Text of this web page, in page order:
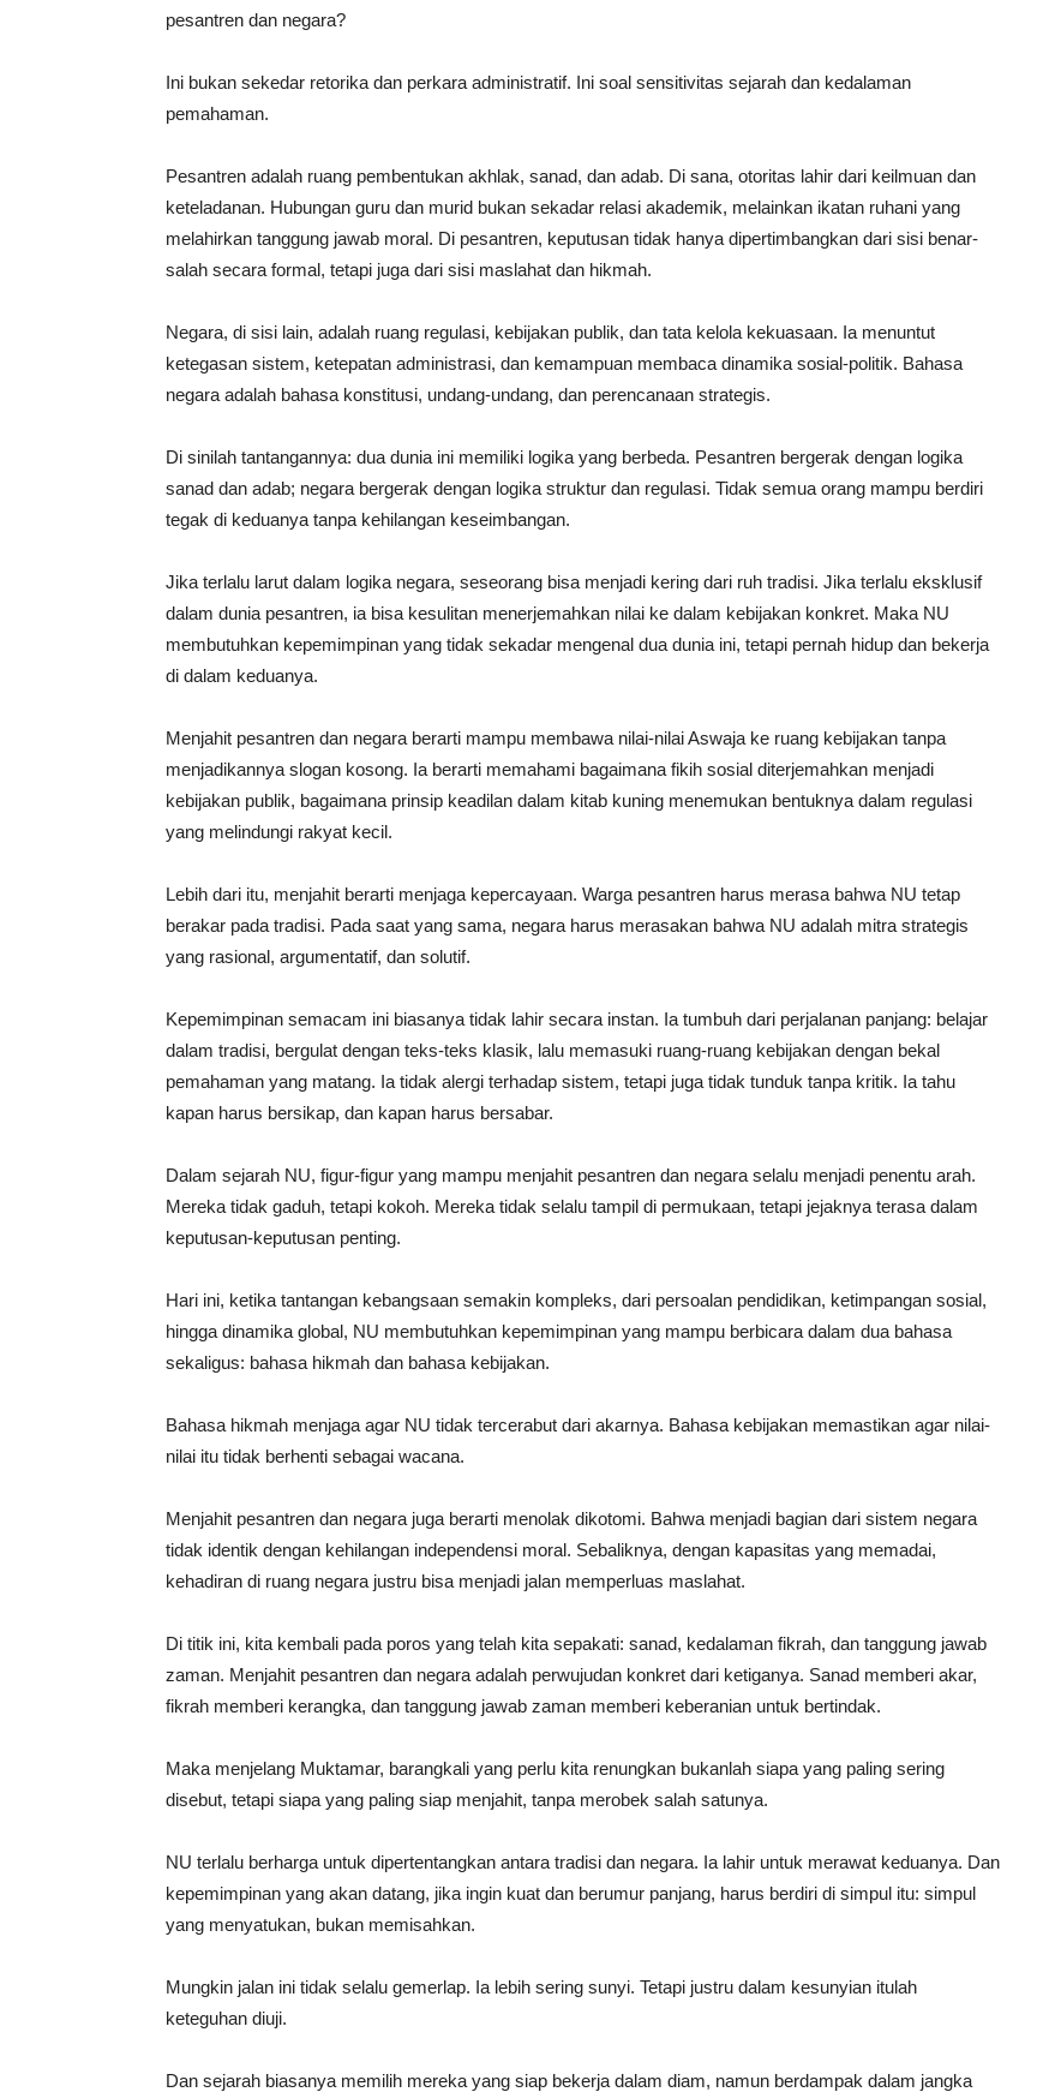
pesantren dan negara?
Ini bukan sekedar retorika dan perkara administratif. Ini soal sensitivitas sejarah dan kedalaman
pemahaman.
Pesantren adalah ruang pembentukan akhlak, sanad, dan adab. Di sana, otoritas lahir dari keilmuan dan
keteladanan. Hubungan guru dan murid bukan sekadar relasi akademik, melainkan ikatan ruhani yang
melahirkan tanggung jawab moral. Di pesantren, keputusan tidak hanya dipertimbangkan dari sisi benar-
salah secara formal, tetapi juga dari sisi maslahat dan hikmah.
Negara, di sisi lain, adalah ruang regulasi, kebijakan publik, dan tata kelola kekuasaan. Ia menuntut
ketegasan sistem, ketepatan administrasi, dan kemampuan membaca dinamika sosial-politik. Bahasa
negara adalah bahasa konstitusi, undang-undang, dan perencanaan strategis.
Di sinilah tantangannya: dua dunia ini memiliki logika yang berbeda. Pesantren bergerak dengan logika
sanad dan adab; negara bergerak dengan logika struktur dan regulasi. Tidak semua orang mampu berdiri
tegak di keduanya tanpa kehilangan keseimbangan.
Jika terlalu larut dalam logika negara, seseorang bisa menjadi kering dari ruh tradisi. Jika terlalu eksklusif
dalam dunia pesantren, ia bisa kesulitan menerjemahkan nilai ke dalam kebijakan konkret. Maka NU
membutuhkan kepemimpinan yang tidak sekadar mengenal dua dunia ini, tetapi pernah hidup dan bekerja
di dalam keduanya.
Menjahit pesantren dan negara berarti mampu membawa nilai-nilai Aswaja ke ruang kebijakan tanpa
menjadikannya slogan kosong. Ia berarti memahami bagaimana fikih sosial diterjemahkan menjadi
kebijakan publik, bagaimana prinsip keadilan dalam kitab kuning menemukan bentuknya dalam regulasi
yang melindungi rakyat kecil.
Lebih dari itu, menjahit berarti menjaga kepercayaan. Warga pesantren harus merasa bahwa NU tetap
berakar pada tradisi. Pada saat yang sama, negara harus merasakan bahwa NU adalah mitra strategis
yang rasional, argumentatif, dan solutif.
Kepemimpinan semacam ini biasanya tidak lahir secara instan. Ia tumbuh dari perjalanan panjang: belajar
dalam tradisi, bergulat dengan teks-teks klasik, lalu memasuki ruang-ruang kebijakan dengan bekal
pemahaman yang matang. Ia tidak alergi terhadap sistem, tetapi juga tidak tunduk tanpa kritik. Ia tahu
kapan harus bersikap, dan kapan harus bersabar.
Dalam sejarah NU, figur-figur yang mampu menjahit pesantren dan negara selalu menjadi penentu arah.
Mereka tidak gaduh, tetapi kokoh. Mereka tidak selalu tampil di permukaan, tetapi jejaknya terasa dalam
keputusan-keputusan penting.
Hari ini, ketika tantangan kebangsaan semakin kompleks, dari persoalan pendidikan, ketimpangan sosial,
hingga dinamika global, NU membutuhkan kepemimpinan yang mampu berbicara dalam dua bahasa
sekaligus: bahasa hikmah dan bahasa kebijakan.
Bahasa hikmah menjaga agar NU tidak tercerabut dari akarnya. Bahasa kebijakan memastikan agar nilai-
nilai itu tidak berhenti sebagai wacana.
Menjahit pesantren dan negara juga berarti menolak dikotomi. Bahwa menjadi bagian dari sistem negara
tidak identik dengan kehilangan independensi moral. Sebaliknya, dengan kapasitas yang memadai,
kehadiran di ruang negara justru bisa menjadi jalan memperluas maslahat.
Di titik ini, kita kembali pada poros yang telah kita sepakati: sanad, kedalaman fikrah, dan tanggung jawab
zaman. Menjahit pesantren dan negara adalah perwujudan konkret dari ketiganya. Sanad memberi akar,
fikrah memberi kerangka, dan tanggung jawab zaman memberi keberanian untuk bertindak.
Maka menjelang Muktamar, barangkali yang perlu kita renungkan bukanlah siapa yang paling sering
disebut, tetapi siapa yang paling siap menjahit, tanpa merobek salah satunya.
NU terlalu berharga untuk dipertentangkan antara tradisi dan negara. Ia lahir untuk merawat keduanya. Dan
kepemimpinan yang akan datang, jika ingin kuat dan berumur panjang, harus berdiri di simpul itu: simpul
yang menyatukan, bukan memisahkan.
Mungkin jalan ini tidak selalu gemerlap. Ia lebih sering sunyi. Tetapi justru dalam kesunyian itulah
keteguhan diuji.
Dan sejarah biasanya memilih mereka yang siap bekerja dalam diam, namun berdampak dalam jangka